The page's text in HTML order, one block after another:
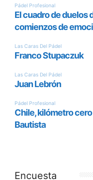
Encuesta